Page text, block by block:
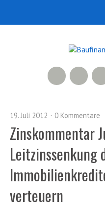
Xing
RSS Feed
19. Juli 2012 0 Kommentare
Zinskommentar
Leitzinssenkung
verteuern